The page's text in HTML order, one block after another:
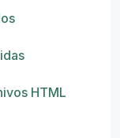
HTML